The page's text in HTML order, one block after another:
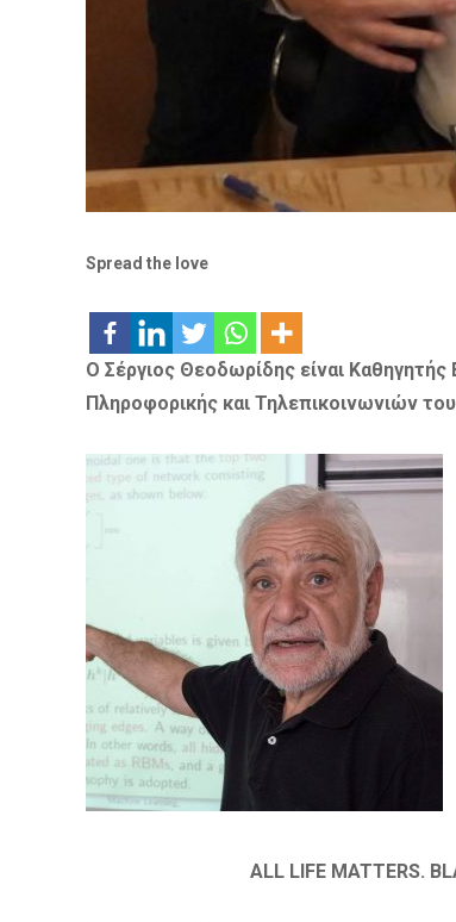
Spread the love
Ο Σέργιος Θεοδωρίδης είναι
Πληροφορικής και Τηλεπικοινωνιών
ALL LIFE MATTERS.